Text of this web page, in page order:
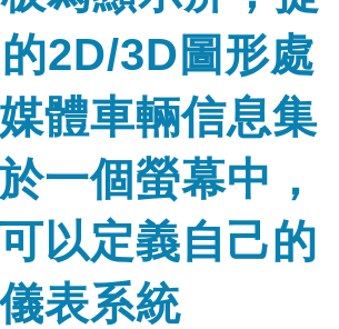
2D/3D圖形處
體車輛信息集
一個螢幕中，
以定義自己的
儀表系統